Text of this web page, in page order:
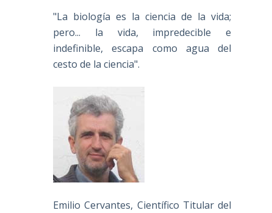
"La biología es la ciencia de la vida;
pero... la vida, impredecible e
indefinible, escapa como agua del
cesto de la ciencia".
Emilio Cervantes, Científico Titular del